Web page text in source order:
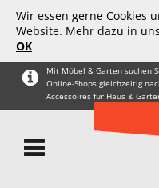
Wir essen gerne Cookies
Website. Mehr dazu in
OK
Mit Möbel & Garten suchen
Online-Shops gleichzeitig
Accessoires für Haus &